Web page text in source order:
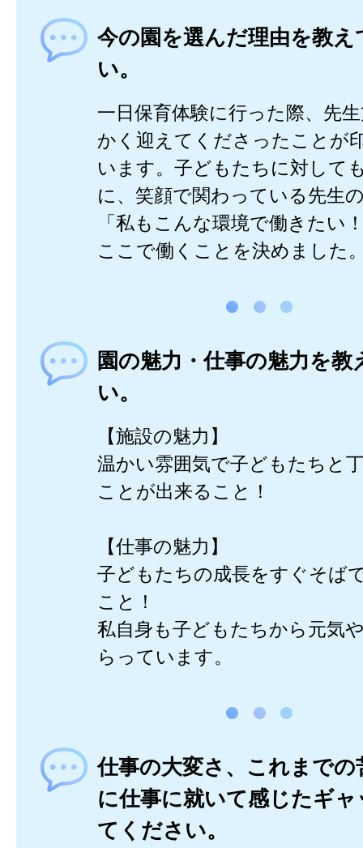
今の園を選んだ理由を教え
い。
一日保育体験に行った際、先
かく迎えてくださったことが
います。子どもたちに対して
に、笑顔で関わっている先生
「私もこんな環境で働きたい
ここで働くことを決めました
園の魅力・仕事の魅力を教
い。
【施設の魅力】
温かい雰囲気で子どもたちと
ことが出来ること！
【仕事の魅力】
子どもたちの成長をすぐそば
こと！
私自身も子どもたちから元気
らっています。
仕事の大変さ、これまでの
に仕事に就いて感じたギ
てください。